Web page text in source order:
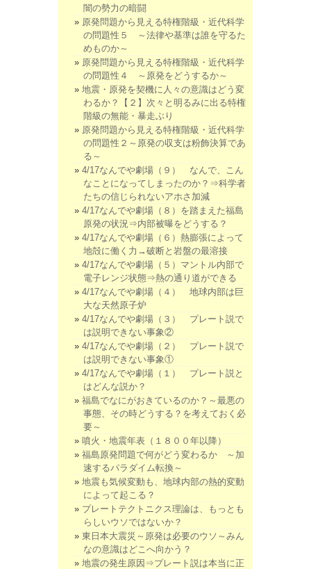
闇の勢力の暗闘
原発問題から見える特権階級・近代科学
の問題性５ ～法律や基準は誰を守るた
めものか～
原発問題から見える特権階級・近代科学
の問題性４ ～原発をどうするか～
地震・原発を契機に人々の意識はどう変
わるか？【２】次々と明るみに出る特権
階級の無能・暴走ぶり
原発問題から見える特権階級・近代科学
の問題性２～原発の収支は粉飾決算であ
る～
4/17なんでや劇場（９） なんで、こん
なことになってしまったのか？⇒科学者
たちの信じられないアホさ加減
4/17なんでや劇場（８）を踏まえた福島
原発の状況⇒内部被曝をどうする？
4/17なんでや劇場（６）熱膨張によって
地殻に働く力→破断と岩盤の最溶接
4/17なんでや劇場（５）マントル内部で
電子レンジ状態⇒熱の通り道ができる
4/17なんでや劇場（４） 地球内部は巨
大な天然原子炉
4/17なんでや劇場（３） プレート説で
は説明できない事象②
4/17なんでや劇場（２） プレート説で
は説明できない事象①
4/17なんでや劇場（１） プレート説と
はどんな説か？
福島でなにがおきているのか？～最悪の
事態、その時どうする？を考えておく必
要～
噴火・地震年表（１８００年以降）
福島原発問題で何がどう変わるか ～加
速するパラダイム転換～
地震も気候変動も、地球内部の熱的変動
によって起こる？
プレートテクトニクス理論は、もっとも
らしいウソではないか？
東日本大震災～原発は必要のウソ～みん
なの意識はどこへ向かう？
地震の発生原因⇒プレート説は本当に正